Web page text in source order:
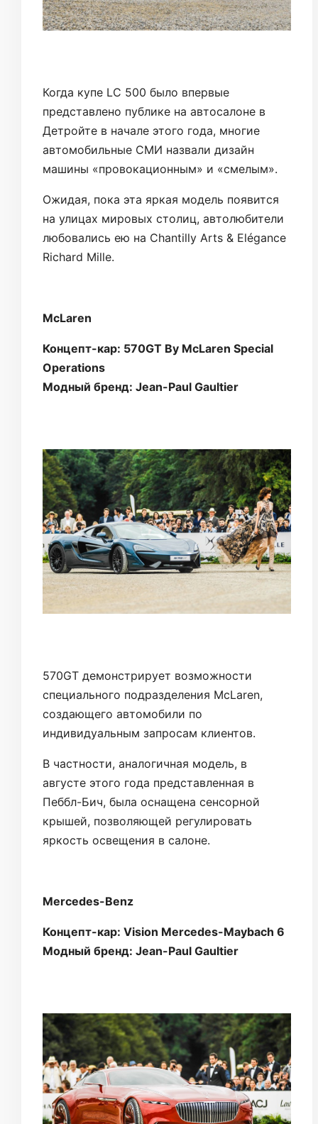
Когда купе LC 500 было впервые
представлено публике на автосалоне в
Детройте в начале этого года, многие
автомобильные СМИ назвали дизайн
машины «провокационным» и «смелым».
Ожидая, пока эта яркая модель появится
на улицах мировых столиц, автолюбители
любовались ею на Chantilly Arts & Elégance
Richard Mille.
McLaren
Концепт-кар: 570GT By McLaren Special
Operations
Модный бренд: Jean-Paul Gaultier
570GT демонстрирует возможности
специального подразделения McLaren,
создающего автомобили по
индивидуальным запросам клиентов.
В частности, аналогичная модель, в
августе этого года представленная в
Пеббл-Бич, была оснащена сенсорной
крышей, позволяющей регулировать
яркость освещения в салоне.
Mercedes-Benz
Концепт-кар: Vision Mercedes-Maybach 6
Модный бренд: Jean-Paul Gaultier